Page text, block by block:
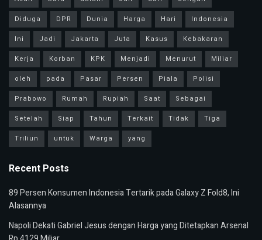
Diduga
DPR Dunia Harga Hari
Indonesia
Ini
Jadi Jakarta Juta Kasus
Kebakaran
Kerja
Korban KPK Menjadi Menurut
Miliar
oleh
pada Pasar Persen Piala
Polisi
Prabowo
Rumah Rupiah Saat
Sebagai
Setelah
Siap Tahun Terkait Tidak
Tiga
Triliun
untuk Warga yang
Recent Posts
89 Persen Konsumen Indonesia Tertarik pada Galaxy Z Fold8, Ini
Alasannya
Napoli Dekati Gabriel Jesus dengan Harga yang Ditetapkan Arsenal